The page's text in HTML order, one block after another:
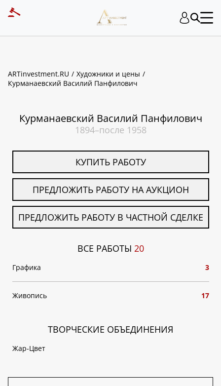
ARTinvestment.RU
Художники и цены
Курманаевский Василий Панфилович
Курманаевский Василий Панфилович
1894–после 1958
КУПИТЬ РАБОТУ
ПРЕДЛОЖИТЬ РАБОТУ НА АУКЦИОН
ПРЕДЛОЖИТЬ РАБОТУ В ЧАСТНОЙ СДЕЛКЕ
ВСЕ РАБОТЫ 20
Графика 3
Живопись 17
ТВОРЧЕСКИЕ ОБЪЕДИНЕНИЯ
Жар-Цвет